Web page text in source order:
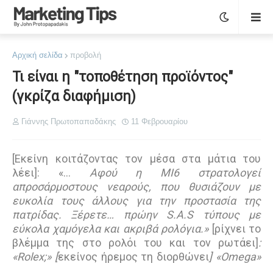
Αρχική σελίδα προβολή
Τι είναι η "τοποθέτηση προϊόντος"
(γκρίζα διαφήμιση)
Γιάννης Πρωτοπαπαδάκης 11 Φεβρουαρίου
[Εκείνη κοιτάζοντας τον μέσα στα μάτια του
λέει]: «… Αφού η MI6 στρατολογεί
απροσάρμοστους νεαρούς, που θυσιάζουν με
ευκολία τους άλλους για την προστασία της
πατρίδας. Ξέρετε… πρώην S.A.S τύπους με
εύκολα χαμόγελα και ακριβά ρολόγια.» [ρίχνει το
βλέμμα της στο ρολόι του και τον ρωτάει]:
«Rolex;» [εκείνος ήρεμος τη διορθώνει] «Omega»